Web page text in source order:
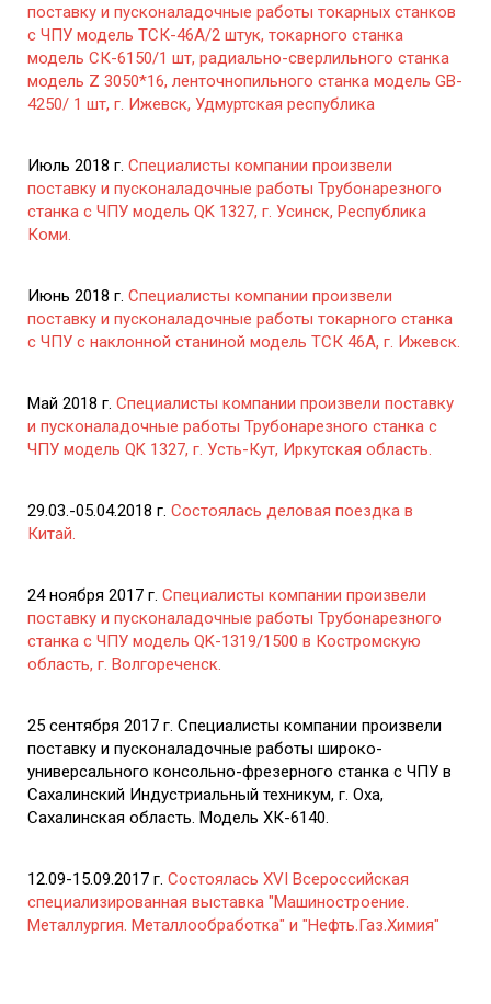
поставку и пусконаладочные работы токарных станков
с ЧПУ модель ТСК-46А/2 штук, токарного станка
модель СК-6150/1 шт, радиально-сверлильного станка
модель Z 3050*16, ленточнопильного станка модель GB-
4250/ 1 шт, г. Ижевск, Удмуртская республика
Июль 2018 г. Специалисты компании произвели
поставку и пусконаладочные работы Трубонарезного
станка с ЧПУ модель QK 1327, г. Усинск, Республика
Коми.
Июнь 2018 г. Специалисты компании произвели
поставку и пусконаладочные работы токарного станка
с ЧПУ с наклонной станиной модель ТСК 46А, г. Ижевск.
Май 2018 г. Специалисты компании произвели поставку
и пусконаладочные работы Трубонарезного станка с
ЧПУ модель QK 1327, г. Усть-Кут, Иркутская область.
29.03.-05.04.2018 г. Состоялась деловая поездка в
Китай.
24 ноября 2017 г. Специалисты компании произвели
поставку и пусконаладочные работы Трубонарезного
станка с ЧПУ модель QK-1319/1500 в Костромскую
область, г. Волгореченск.
25 сентября 2017 г. Специалисты компании произвели
поставку и пусконаладочные работы широко-
универсального консольно-фрезерного станка с ЧПУ в
Сахалинский Индустриальный техникум, г. Оха,
Сахалинская область. Модель ХК-6140.
12.09-15.09.2017 г. Состоялась XVI Всероссийская
специализированная выставка "Машиностроение.
Металлургия. Металлообработка" и "Нефть.Газ.Химия"